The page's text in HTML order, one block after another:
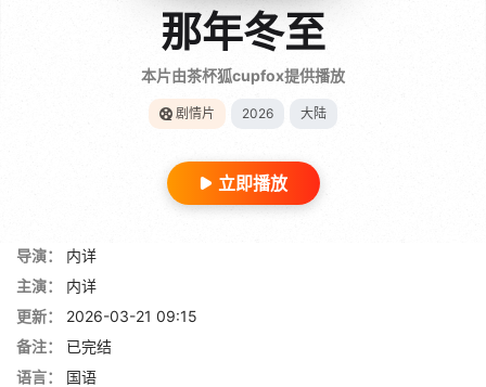
那年冬至
本片由茶杯狐cupfox提供播放
剧情片 2026 大陆
立即播放
导演：
内详
主演：
内详
更新：
2026-03-21 09:15
备注：
已完结
语言：
国语